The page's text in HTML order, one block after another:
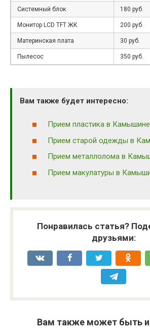
Системный блок 180 руб.
Монитор LCD TFT ЖК 200 руб.
Материнская плата 30 руб.
Пылесос 350 руб.
Вам также будет интересно:
Прием пластика в Камышине
Прием старой одежды в
Прием металлолома в
Прием макулатуры в
Понравилась статья?
друзьями:
Вам также может быть